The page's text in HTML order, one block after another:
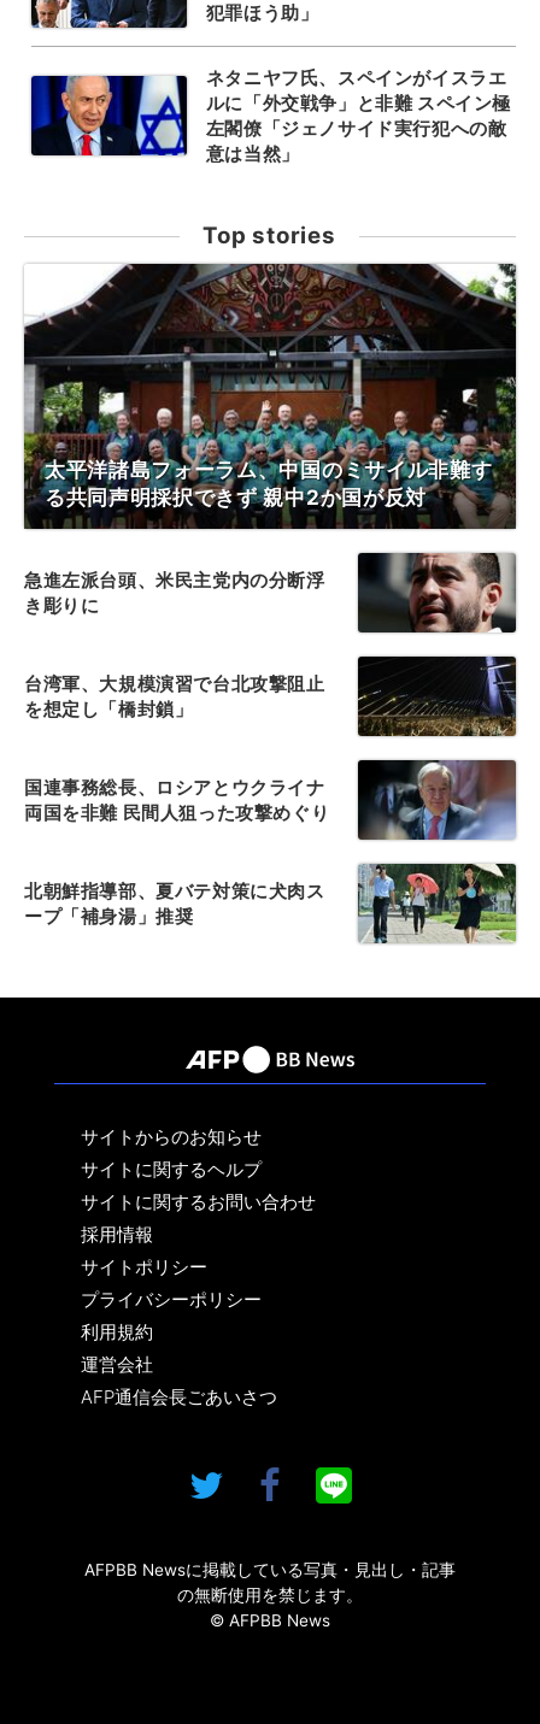
犯罪ほう助」
ネタニヤフ氏、スペインがイスラエ
ルに「外交戦争」と非難 スペイン極
左閣僚「ジェノサイド実行犯への敵
意は当然」
Top stories
太平洋諸島フォーラム、中国のミサイル非難す
る共同声明採択できず 親中2か国が反対
急進左派台頭、米民主党内の分断浮
き彫りに
台湾軍、大規模演習で台北攻撃阻止
を想定し「橋封鎖」
国連事務総長、ロシアとウクライナ
両国を非難 民間人狙った攻撃めぐり
北朝鮮指導部、夏バテ対策に犬肉ス
ープ「補身湯」推奨
サイトからのお知らせ
サイトに関するヘルプ
サイトに関するお問い合わせ
採用情報
サイトポリシー
プライバシーポリシー
利用規約
運営会社
AFP通信会長ごあいさつ
AFPBB Newsに掲載している写真・見出し・記事
の無断使用を禁じます。
© AFPBB News